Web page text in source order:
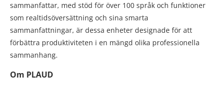
sammanfattar, med stöd för över 100 språk och funktioner
som realtidsöversättning och sina smarta
sammanfattningar, är dessa enheter designade för att
förbättra produktiviteten i en mängd olika professionella
sammanhang.
Om PLAUD